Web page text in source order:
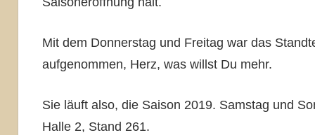
Mit dem Donnerstag und Freitag war das
aufgenommen, Herz, was willst Du mehr.
Sie läuft also, die Saison 2019. Samstag und
Halle 2, Stand 261.